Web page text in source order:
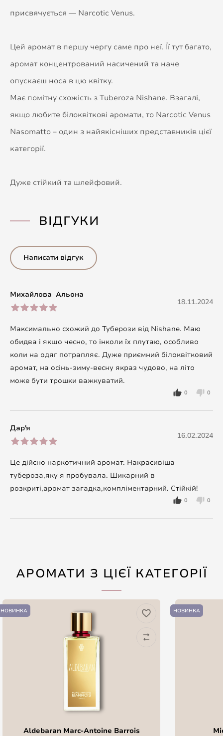
присвячується — Narcotic Venus.
Цей аромат в першу чергу саме про неї. Її тут багато,
аромат концентрований насичений та наче
опускаєш носа в цю квітку.
Має помітну схожість з Tuberoza Nishane. Взагалі,
якщо любите білоквіткові аромати, то Narcotic Venus
Nasomatto – один з найякісніших представників цієї
категорії.
Дуже стійкий та шлейфовий.
ВІДГУКИ
Написати відгук
Михайлова Альона
18.11.2024
Максимально схожий до Туберози від Nishane. Маю
обидва і якщо чесно, то інколи їх плутаю, особливо
коли на одяг потрапляє. Дуже приємний білоквітковий
аромат, на осінь-зиму-весну якраз чудово, на літо
може бути трошки важкуватий.
0 0
Дар'я
16.02.2024
Це дійсно наркотичний аромат. Накрасивіша
тубероза,яку я пробувала. Шикарний в
розкриті,аромат загадка,компліментарний. Стійкій!
0 0
АРОМАТИ З ЦІЄЇ КАТЕГОРІЇ
НОВИНКА
Aldebaran Marc-Antoine Barrois
НОВИНКА